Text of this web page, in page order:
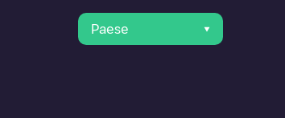
Paese